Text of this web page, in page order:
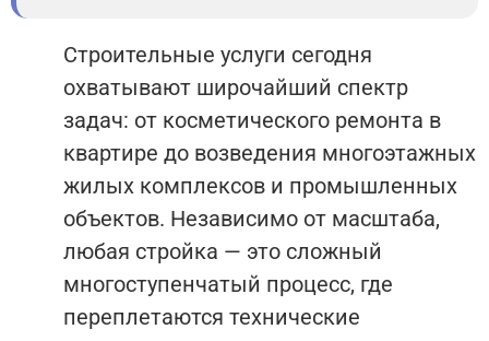
Строительные услуги сегодня
охватывают широчайший спектр
задач: от косметического ремонта в
квартире до возведения многоэтажных
жилых комплексов и промышленных
объектов. Независимо от масштаба,
любая стройка — это сложный
многоступенчатый процесс, где
переплетаются технические